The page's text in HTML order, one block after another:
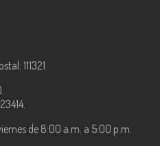
111321
de 8:00 a.m. a 5:00 p.m.